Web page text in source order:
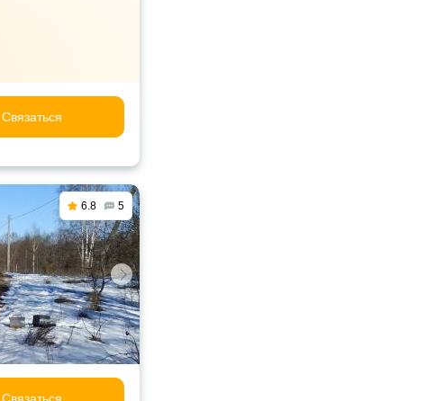
Связаться
6.8 5